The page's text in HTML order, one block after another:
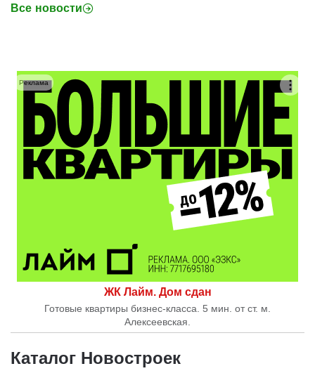
Все новости
ЖК Лайм. Дом сдан
Готовые квартиры бизнес-класса. 5 мин. от ст. м.
Алексеевская.
Реклама
Каталог Новостроек